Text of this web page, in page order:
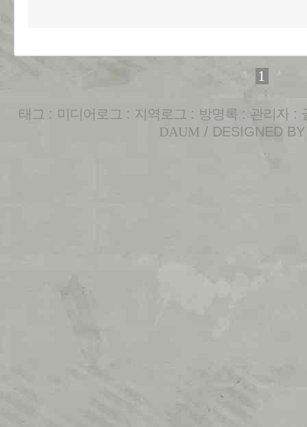
1
태그 : 미디어로그 : 지역로그 : 방명록 : 관리자 :
DAUM / DESIGNED